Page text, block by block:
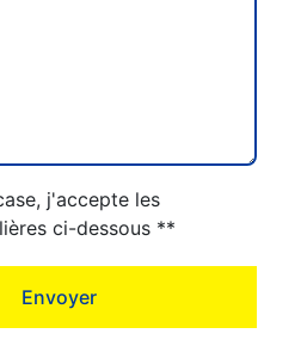
j'accepte les
ci-dessous **
Envoyer